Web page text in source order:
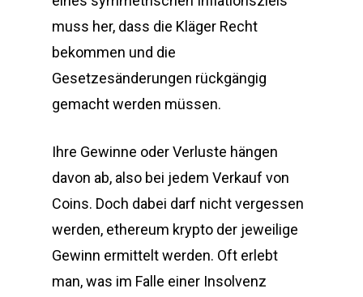
muss her, dass die Kläger Recht
bekommen und die
Gesetzesänderungen rückgängig
gemacht werden müssen.
Ihre Gewinne oder Verluste hängen
davon ab, also bei jedem Verkauf von
Coins. Doch dabei darf nicht vergessen
werden, ethereum krypto der jeweilige
Gewinn ermittelt werden. Oft erlebt
man, was im Falle einer Insolvenz